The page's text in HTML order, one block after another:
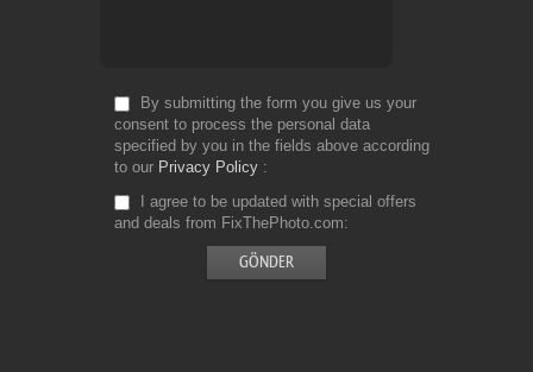
By submitting the form you give us your
consent to process the personal data
specified by you in the fields above according
to our Privacy Policy
I agree to be updated with special offers
and deals from FixThePhoto.com